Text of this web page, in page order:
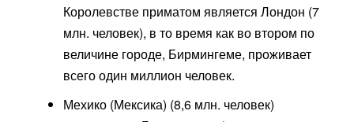
Королевстве приматом является Лондон (7
млн. человек), в то время как во втором по
величине городе, Бирмингеме, проживает
всего один миллион человек.
Мехико (Мексика) (8,6 млн. человек)